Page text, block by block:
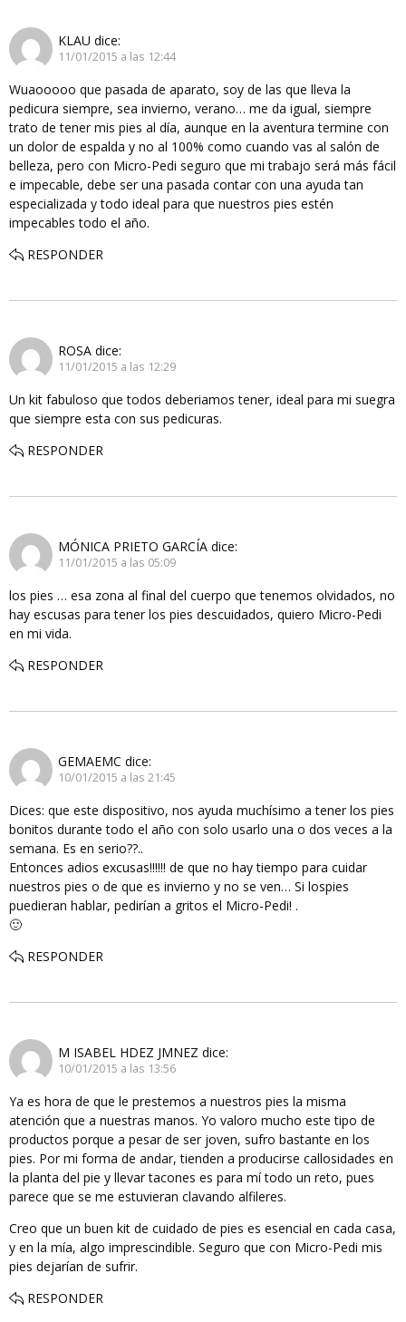
KLAU dice:
11/01/2015 a las 12:44
Wuaooooo que pasada de aparato, soy de las que lleva la
pedicura siempre, sea invierno, verano… me da igual, siempre
trato de tener mis pies al día, aunque en la aventura termine con
un dolor de espalda y no al 100% como cuando vas al salón de
belleza, pero con Micro-Pedi seguro que mi trabajo será más fácil
e impecable, debe ser una pasada contar con una ayuda tan
especializada y todo ideal para que nuestros pies estén
impecables todo el año.
RESPONDER
ROSA dice:
11/01/2015 a las 12:29
Un kit fabuloso que todos deberiamos tener, ideal para mi suegra
que siempre esta con sus pedicuras.
RESPONDER
MÓNICA PRIETO GARCÍA dice:
11/01/2015 a las 05:09
los pies … esa zona al final del cuerpo que tenemos olvidados, no
hay escusas para tener los pies descuidados, quiero Micro-Pedi
en mi vida.
RESPONDER
GEMAEMC dice:
10/01/2015 a las 21:45
Dices: que este dispositivo, nos ayuda muchísimo a tener los pies
bonitos durante todo el año con solo usarlo una o dos veces a la
semana. Es en serio??..
Entonces adios excusas!!!!!! de que no hay tiempo para cuidar
nuestros pies o de que es invierno y no se ven… Si lospies
puedieran hablar, pedirían a gritos el Micro-Pedi! .
🙂
RESPONDER
M ISABEL HDEZ JMNEZ dice:
10/01/2015 a las 13:56
Ya es hora de que le prestemos a nuestros pies la misma
atención que a nuestras manos. Yo valoro mucho este tipo de
productos porque a pesar de ser joven, sufro bastante en los
pies. Por mi forma de andar, tienden a producirse callosidades en
la planta del pie y llevar tacones es para mí todo un reto, pues
parece que se me estuvieran clavando alfileres.
Creo que un buen kit de cuidado de pies es esencial en cada casa,
y en la mía, algo imprescindible. Seguro que con Micro-Pedi mis
pies dejarían de sufrir.
RESPONDER